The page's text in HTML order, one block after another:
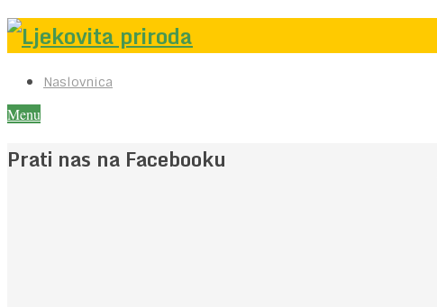
Naslovnica
Menu
Prati nas na Facebooku